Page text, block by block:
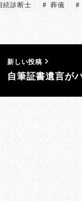
続診断士 葬儀
新しい投稿
自筆証書遺言が